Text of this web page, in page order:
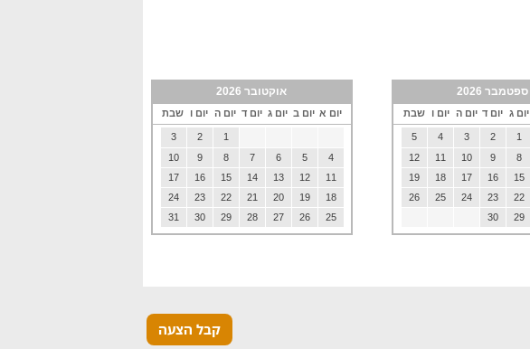
ספטמבר 2026
יום ג יום ד יום ה יום ו שבת
1
2
3
4
5
8
9
10
11
12
15
16
17
18
19
22
23
24
25
26
29
30
אוקטובר 2026
יום א יום ב יום ג יום ד יום ה יום ו שבת
1
2
3
4
5
6
7
8
9
10
11
12
13
14
15
16
17
18
19
20
21
22
23
24
25
26
27
28
29
30
31
קבל הצעה